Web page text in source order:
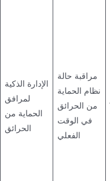
الإدارة الذكية
لمرافق
الحماية من
الحرائق
مراقبة حالة
نظام الحماية
من الحرائق
في الوقت
الفعلي